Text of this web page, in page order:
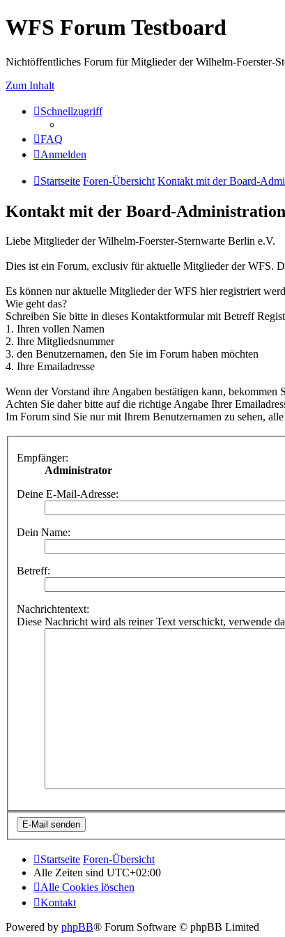
WFS Forum Testboard
Nichtöffentliches Forum für Mitglieder der Wilhelm-Foerster-
Zum Inhalt
Schnellzugriff
FAQ
Anmelden
Startseite Foren-Übersicht Kontakt mit der Board-
Kontakt mit der Board-
Liebe Mitglieder der Wilhelm-Foerster-Sternwarte Berlin e.V.
Dies ist ein Forum, exclusiv für aktuelle Mitglieder der WFS.
Es können nur aktuelle Mitglieder der WFS hier registriert
Wie geht das?
Schreiben Sie bitte in dieses Kontaktformular mit Betreff
1. Ihren vollen Namen
2. Ihre Mitgliedsnummer
3. den Benutzernamen, den Sie im Forum haben möchten
4. Ihre Emailadresse
Wenn der Vorstand ihre Angaben bestätigen kann,
Achten Sie daher bitte auf die richtige Angabe Ihrer
Im Forum sind Sie nur mit Ihrem Benutzernamen zu sehen,
Empfänger:
Administrator
Deine E-Mail-Adresse:
Dein Name:
Betreff:
Nachrichtentext:
Diese Nachricht wird als reiner Text verschickt, verwende
Startseite Foren-Übersicht
Alle Zeiten sind UTC+02:00
Alle Cookies löschen
Kontakt
Powered by phpBB® Forum Software © phpBB Limited